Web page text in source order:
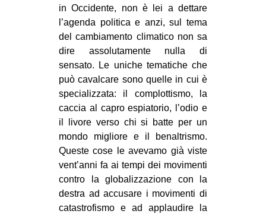
in Occidente, non è lei a dettare
l’agenda politica e anzi, sul tema
del cambiamento climatico non sa
dire assolutamente nulla di
sensato. Le uniche tematiche che
può cavalcare sono quelle in cui è
specializzata: il complottismo, la
caccia al capro espiatorio, l’odio e
il livore verso chi si batte per un
mondo migliore e il benaltrismo.
Queste cose le avevamo già viste
vent’anni fa ai tempi dei movimenti
contro la globalizzazione con la
destra ad accusare i movimenti di
catastrofismo e ad applaudire la